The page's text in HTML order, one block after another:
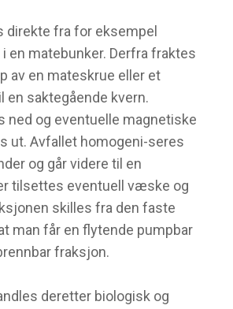
fra for eksempel
en matebunker. Derfra fraktes
av en mateskrue eller et
en saktegående kvern.
ned og eventuelle magnetiske
ut. Avfallet homogeni-seres
og går videre til en
tilsettes eventuell væske og
skilles fra den faste
man får en flytende pumpbar
fraksjon.
deretter biologisk og